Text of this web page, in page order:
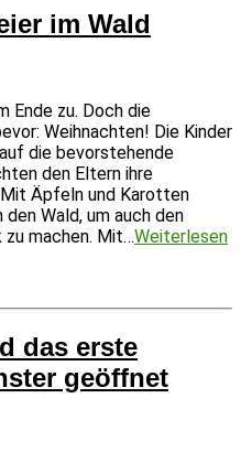
im Wald
Ende zu. Doch die
Weihnachten! Die Kinder
die bevorstehende
den Eltern ihre
Äpfeln und Karotten
Wald, um auch den
zu machen. Mit…Weiterlesen
das erste
geöffnet